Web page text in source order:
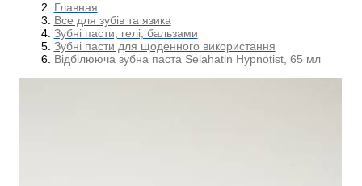
Главная
Все для зубів та язика
Зубні пасти, гелі, бальзами
Зубні пасти для щоденного використання
Відбілююча зубна паста Selahatin Hypnotist, 65 мл